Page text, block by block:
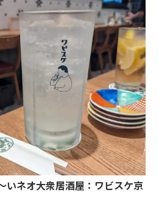
いネオ大衆居酒屋：ワビスケ京